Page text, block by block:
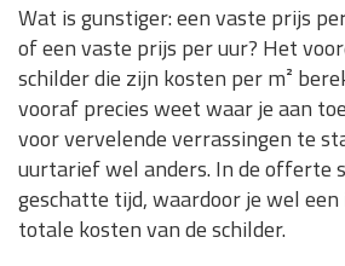
Wat is gunstiger: een vaste prijs
of een vaste prijs per uur? Het
schilder die zijn kosten per m²
vooraf precies weet waar je aan
voor vervelende verrassingen te
uurtarief wel anders. In de offerte
geschatte tijd, waardoor je wel
totale kosten van de schilder.